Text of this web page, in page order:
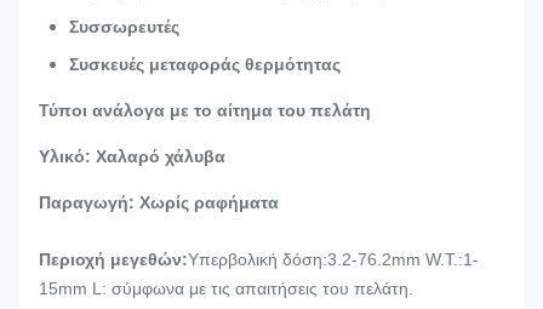
Συσσωρευτές
Συσκευές μεταφοράς θερμότητας
Τύποι ανάλογα με το αίτημα του πελάτη
Υλικό: Χαλαρό χάλυβα
Παραγωγή: Χωρίς ραφήματα
Περιοχή μεγεθών:Υπερβολική δόση:3.2-76.2mm W.T.:1-
15mm L: σύμφωνα με τις απαιτήσεις του πελάτη.